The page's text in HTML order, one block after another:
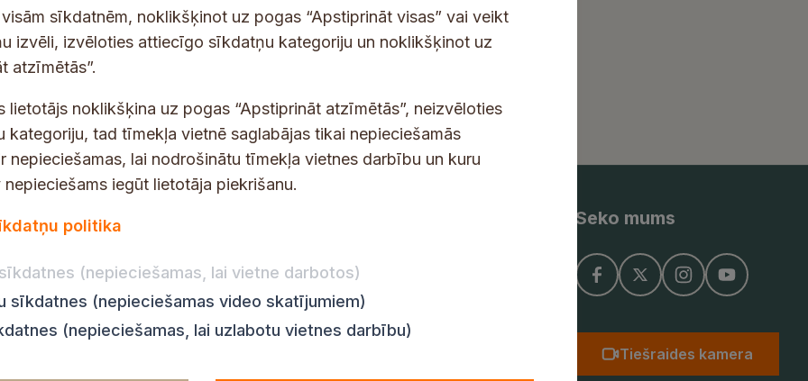
p
a
s
s
*
e-pastā.
darba laiks
8.00–17.00
8.00–17.00
8.00–18.00
8.00–14.00
Privātuma politika
Piekļūstamības paziņojums
Ziņot KNAB
Seko mums
Tiešraides kamera
sīkdatnēm, noklikšķinot uz pogas “Apstiprināt visas” vai veikt
izvēli, izvēloties attiecīgo sīkdatņu kategoriju un noklikšķinot uz
atzīmētās”.
lietotājs noklikšķina uz pogas “Apstiprināt atzīmētās”, neizvēloties
kategoriju, tad tīmekļa vietnē saglabājas tikai nepieciešamās
nepieciešamas, lai nodrošinātu tīmekļa vietnes darbību un kuru
iegūt lietotāja piekrišanu.
politika
(nepieciešamas, lai vietne darbotos)
sīkdatnes (nepieciešamas video skatījumiem)
(nepieciešamas, lai uzlabotu vietnes darbību)